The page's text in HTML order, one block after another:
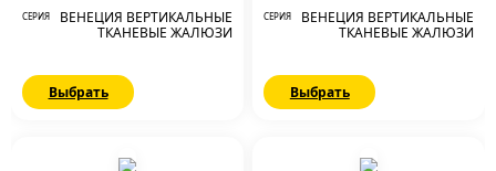
СЕРИЯ
ВЕНЕЦИЯ ВЕРТИКАЛЬНЫЕ
ТКАНЕВЫЕ ЖАЛЮЗИ
Выбрать
СЕРИЯ
ВЕНЕЦИЯ ВЕРТИКАЛЬНЫЕ
ТКАНЕВЫЕ ЖАЛЮЗИ
Выбрать